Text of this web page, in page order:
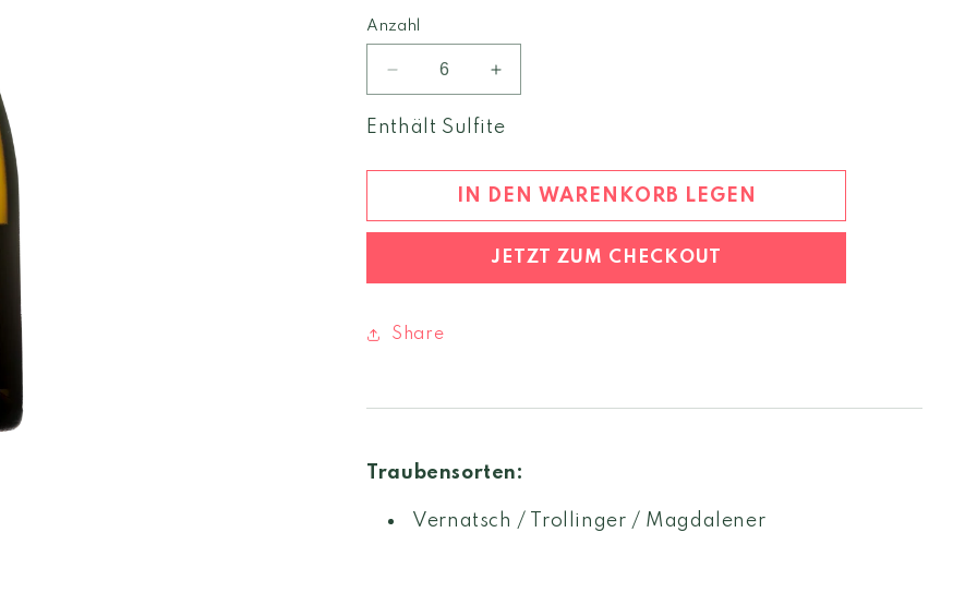
Anzahl
Verringere
die
Menge
Blanc
Rouge
Spumante
Erhöhe
die
Menge
Blanc
de
Rouge
Spumante
Enthält Sulfite
IN DEN WARENKORB LEGEN
JETZT ZUM CHECKOUT
Share
Traubensorten:
Vernatsch / Trollinger / Magdalener